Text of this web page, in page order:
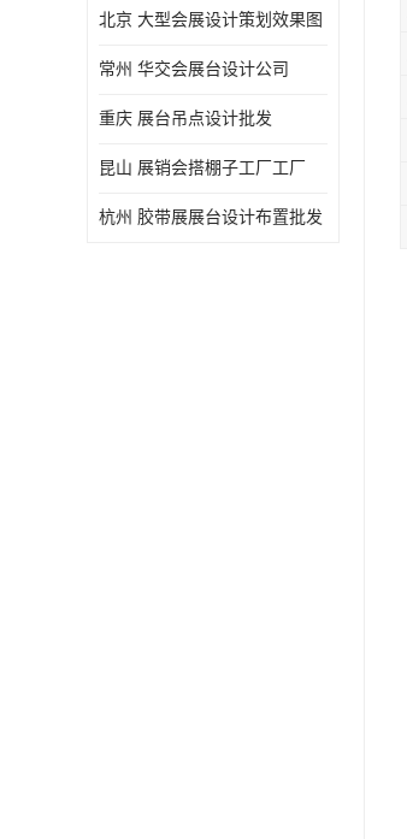
北京 大型会展设计策划效果图
常州 华交会展台设计公司
重庆 展台吊点设计批发
昆山 展销会搭棚子工厂工厂
杭州 胶带展展台设计布置批发